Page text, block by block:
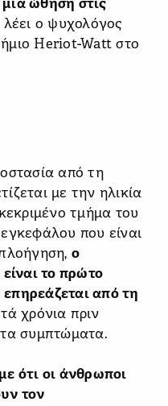
ώθηση στις
λέει ο ψυχολόγος
Heriot-Watt στο
από τη
με την ηλικία
τμήμα του
που είναι
ο
το πρώτο
από τη
χρόνια πριν
συμπτώματα.
ότι οι άνθρωποι
τον